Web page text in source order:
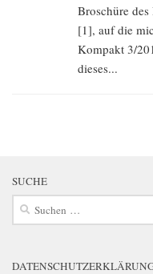
Broschüre
[1], auf die
Kompakt 3/
dieses...
SUCHE
Suchen